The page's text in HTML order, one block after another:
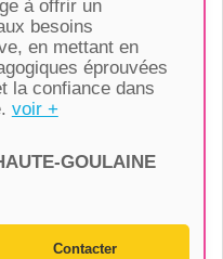
à offrir un
besoins
en mettant en
éprouvées
la confiance dans
voir +
GOULAINE
Contacter